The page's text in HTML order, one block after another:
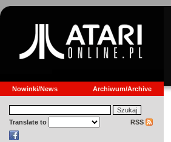
Nowinki/News Archiwum/Archive
Translate to RSS